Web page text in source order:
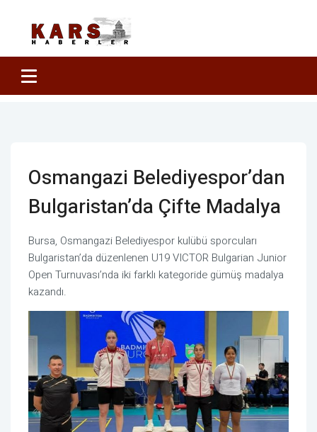
Osmangazi Belediyespor’dan
Bulgaristan’da Çifte Madalya
Bursa, Osmangazi Belediyespor kulübü sporcuları
Bulgaristan’da düzenlenen U19 VICTOR Bulgarian Junior
Open Turnuvası’nda iki farklı kategoride gümüş madalya
kazandı.